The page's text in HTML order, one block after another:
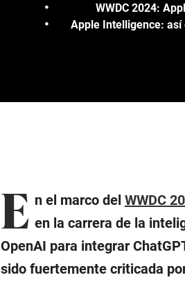
WWDC 2024:
Apple Intelligence:
E n el marco del WWDC
en la carrera de la
OpenAI para integrar
sido fuertemente criticada